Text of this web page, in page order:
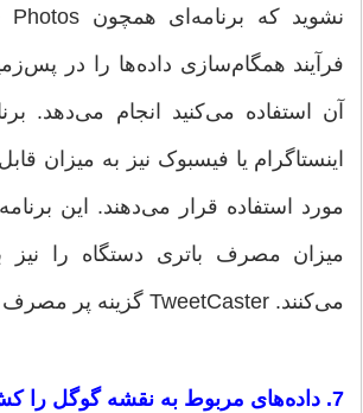
فرآیند همگام‌سازی داده‌ها را در
آن استفاده می‌کنید انجام می‌دهد.
اینستاگرام یا فیسبوک نیز به میزان
مورد استفاده قرار می‌دهند. این
میزان مصرف باتری دستگاه را
می‌کنند. TweetCaster گزینه پر مصرف دیگری است.
7. داده‌های مربوط به نقشه گوگل را کش کنید